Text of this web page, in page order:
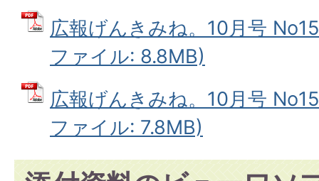
広報げんきみね。10月号
ファイル: 8.8MB)
広報げんきみね。10月号
ファイル: 7.8MB)